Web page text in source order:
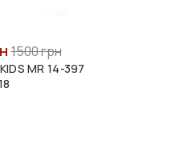
1500 грн
MR 14-397